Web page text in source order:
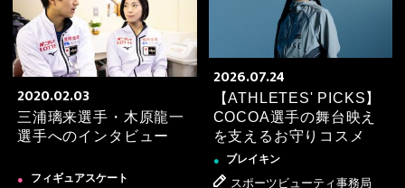
2026.03.23 ゴルフ
【愛用アイテムご紹介】ゴルフ笠 りつ子選手編を更新
しました！
2026.03.19 ● ゴルフ
【愛用アイテムご紹介】ゴルフ松田 鈴英選手編を更新
2020.02.03
三浦璃来選手・木原龍一
選手へのインタビュー
● フィギュアスケート
2026.07.24
【ATHLETES' PICKS】
COCOA選手の舞台映え
を支えるお守りコスメ
● ブレイキン
スポーツビューティ事務局